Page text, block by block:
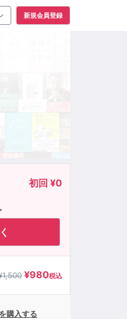
新規会員登録
初回 ¥0
1,500 ¥980税込
購入する